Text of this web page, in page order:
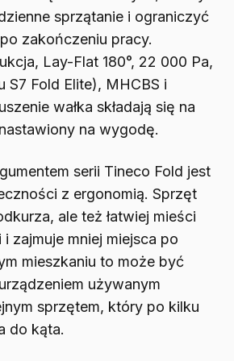
sprzątanie i ograniczyć
zakończeniu pracy.
Lay-Flat 180°, 22 000 Pa,
S7 Fold Elite), MHCBS i
wałka składają się na
na wygodę.
serii Tineco Fold jest
z ergonomią. Sprzęt
ale też łatwiej mieści
zajmuje mniej miejsca po
mieszkaniu to może być
używanym
sprzętem, który po kilku
do kąta.